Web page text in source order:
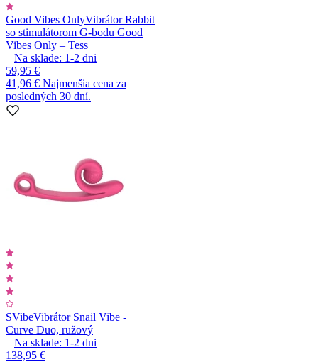
Good Vibes OnlyVibrátor Rabbit
so stimulátorom G-bodu Good
Vibes Only – Tess
Na sklade: 1-2 dni
59,95 €
41,96 € Najmenšia cena za
posledných 30 dní.
SVibeVibrátor Snail Vibe -
Curve Duo, ružový
Na sklade: 1-2 dni
138,95 €